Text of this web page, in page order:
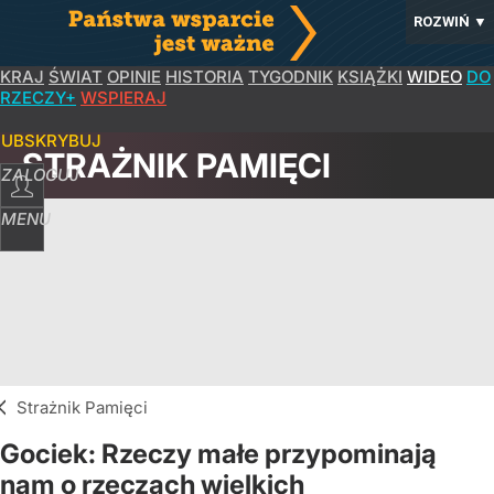
ROZWIŃ ▼
KRAJ ŚWIAT OPINIE HISTORIA TYGODNIK KSIĄŻKI WIDEO DO
RZECZY+ WSPIERAJ
ZALOGUJ
MENU
STRAŻNIK PAMIĘCI
Strażnik Pamięci
Gociek: Rzeczy małe przypominają
nam o rzeczach wielkich